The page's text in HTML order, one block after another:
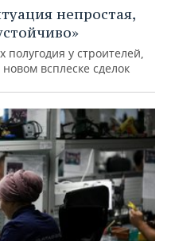
непростая,
у строителей,
всплеске сделок